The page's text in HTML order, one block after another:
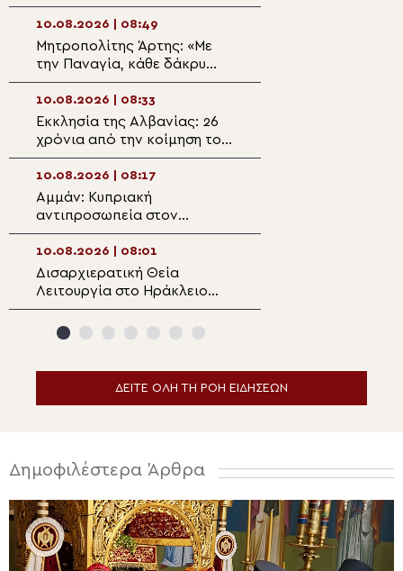
τις δολοφονίες Ισαάκ και
Σολωμού
10.08.2026 | 08:49
Μητροπολίτης Άρτης: «Με
την Παναγία, κάθε δάκρυ
γίνεται προσευχή»
10.08.2026 | 08:33
Εκκλησία της Αλβανίας: 26
χρόνια από την κοίμηση του
εμβληματικού Επισκόπου
Απολλωνίας Κοσμά
10.08.2026 | 08:17
Αμμάν: Κυπριακή
αντιπροσωπεία στον
Αρχιεπίσκοπο
Κυριακουπόλεως
10.08.2026 | 08:01
Δισαρχιερατική Θεία
Λειτουργία στο Ηράκλειο
Αττικής
ΔΕΙΤΕ ΟΛΗ ΤΗ ΡΟΗ ΕΙΔΗΣΕΩΝ
Δημοφιλέστερα Άρθρα